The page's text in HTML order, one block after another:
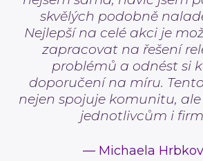
skvělých podobně
Nejlepší na celé akci je
zapracovat na řešení
problémů a odnést si
doporučení na míru.
nejen spojuje komunitu,
jednotlivcům i
—Michaela